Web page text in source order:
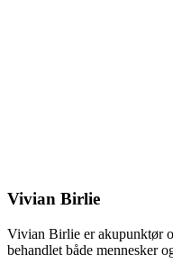
Vivian Birlie
Vivian Birlie er akupunktør
behandlet både mennesker